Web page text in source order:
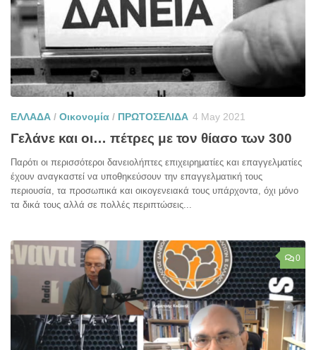
ΕΛΛΑΔΑ / Οικονομία / ΠΡΩΤΟΣΕΛΙΔΑ 4 May 2021
Γελάνε και οι… πέτρες με τον θίασο των 300
Παρότι οι περισσότεροι δανειολήπτες επιχειρηματίες και επαγγελματίες
έχουν αναγκαστεί να υποθηκεύσουν την επαγγελματική τους
περιουσία, τα προσωπικά και οικογενειακά τους υπάρχοντα, όχι μόνο
τα δικά τους αλλά σε πολλές περιπτώσεις...
0